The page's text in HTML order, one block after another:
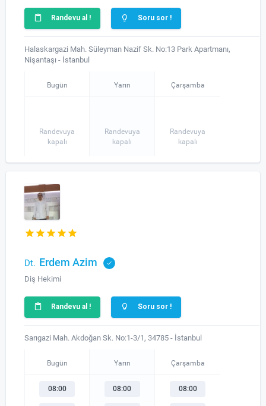
Randevu al ! Soru sor !
Halaskargazi Mah. Süleyman Nazif Sk. No:13 Park Apartmanı,
Nişantaşı - İstanbul
Bugün
Randevuya
kapalı
Yarın
Randevuya
kapalı
Çarşamba
Randevuya
kapalı
Dt. Erdem Azim
Diş Hekimi
Randevu al ! Soru sor !
Sarıgazi Mah. Akdoğan Sk. No:1-3/1, 34785 - İstanbul
Bugün
08:00
Yarın
08:00
Çarşamba
08:00